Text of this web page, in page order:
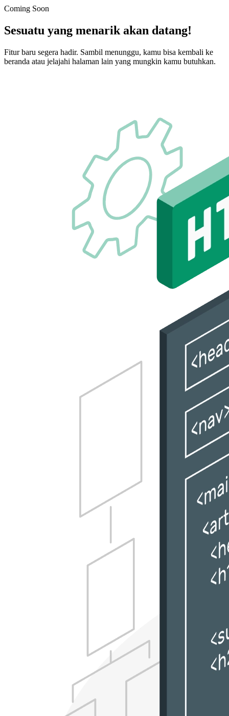
Coming Soon
Sesuatu yang menarik akan datang!
Fitur baru segera hadir. Sambil menunggu, kamu bisa kembali ke
beranda atau jelajahi halaman lain yang mungkin kamu butuhkan.